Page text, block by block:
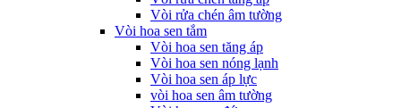
Vòi rửa chén âm tường
Vòi hoa sen tắm
Vòi hoa sen tăng áp
Vòi hoa sen nóng lạnh
Vòi hoa sen áp lực
vòi hoa sen âm tường